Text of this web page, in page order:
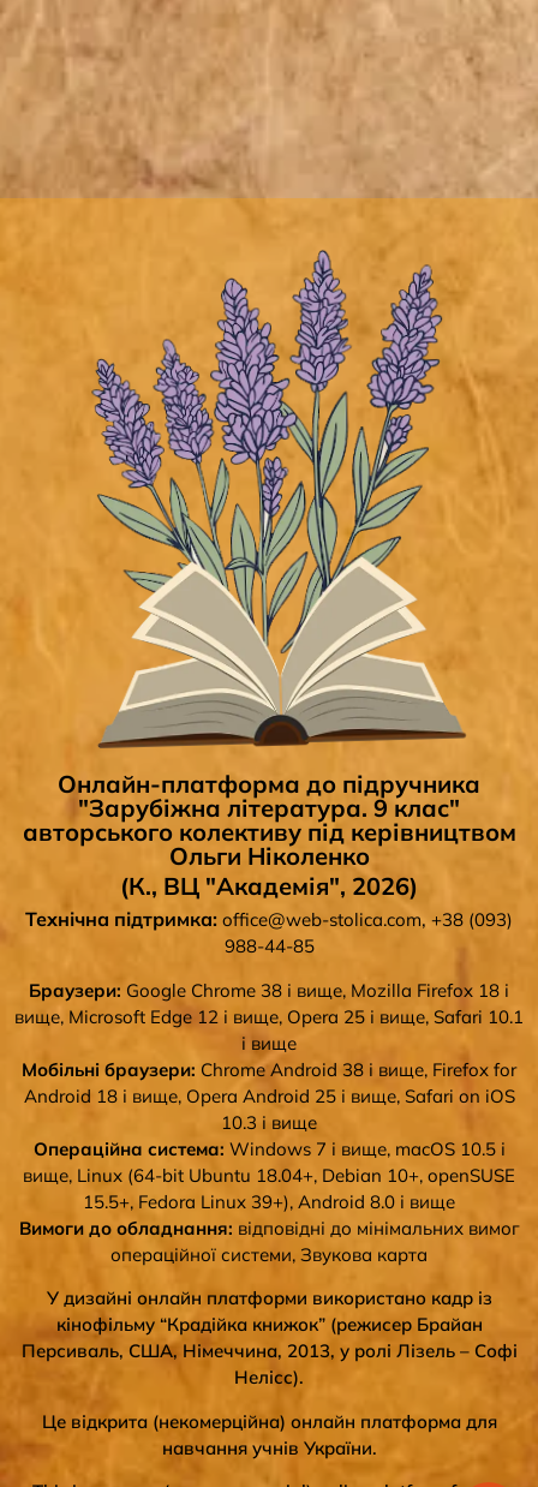
Онлайн-платформа до підручника
"Зарубіжна література. 9 клас"
авторського колективу під керівництвом
Ольги Ніколенко
(К., ВЦ "Академія", 2026)
Технічна підтримка: office@web-stolica.com, +38 (093)
988-44-85
Браузери: Google Chrome 38 і вище, Mozilla Firefox 18 і
вище, Microsoft Edge 12 і вище, Opera 25 і вище, Safari 10.1
і вище
Мобільні браузери: Chrome Android 38 і вище, Firefox for
Android 18 і вище, Opera Android 25 і вище, Safari on iOS
10.3 і вище
Операційна система: Windows 7 і вище, macOS 10.5 і
вище, Linux (64-bit Ubuntu 18.04+, Debian 10+, openSUSE
15.5+, Fedora Linux 39+), Android 8.0 і вище
Вимоги до обладнання: відповідні до мінімальних вимог
операційної системи, Звукова карта
У дизайні онлайн платформи використано кадр із
кінофільму “Крадійка книжок” (режисер Брайан
Персиваль, США, Німеччина, 2013, у ролі Лізель – Софі
Нелісс).
Це відкрита (некомерційна) онлайн платформа для
навчання учнів України.